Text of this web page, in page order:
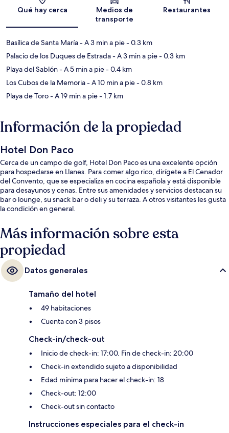
Sección del mapa
Qué hay cerca
Medios de
transporte
Restaurantes
Basílica de Santa María- A 3 min a pie- 0.3 km
Palacio de los Duques de Estrada- A 3 min a pie- 0.3 km
Playa del Sablón- A 5 min a pie- 0.4 km
Los Cubos de la Memoria- A 10 min a pie- 0.8 km
Playa de Toro- A 19 min a pie- 1.7 km
Información de la propiedad
Hotel Don Paco
Cerca de un campo de golf, Hotel Don Paco es una excelente opción
para hospedarse en Llanes. Para comer algo rico, dirígete a El Cenador
del Convento, que se especializa en cocina española y está disponible
para desayunos y cenas. Entre sus amenidades y servicios destacan su
bar o lounge, su snack bar o deli y su terraza. A otros visitantes les gusta
la condición en general.
Más información sobre esta
propiedad
Datos generales
Tamaño del hotel
49 habitaciones
Cuenta con 3 pisos
Check-in/check-out
Inicio de check-in: 17:00. Fin de check-in: 20:00
Check-in extendido sujeto a disponibilidad
Edad mínima para hacer el check-in: 18
Check-out: 12:00
Check-out sin contacto
Instrucciones especiales para el check-in